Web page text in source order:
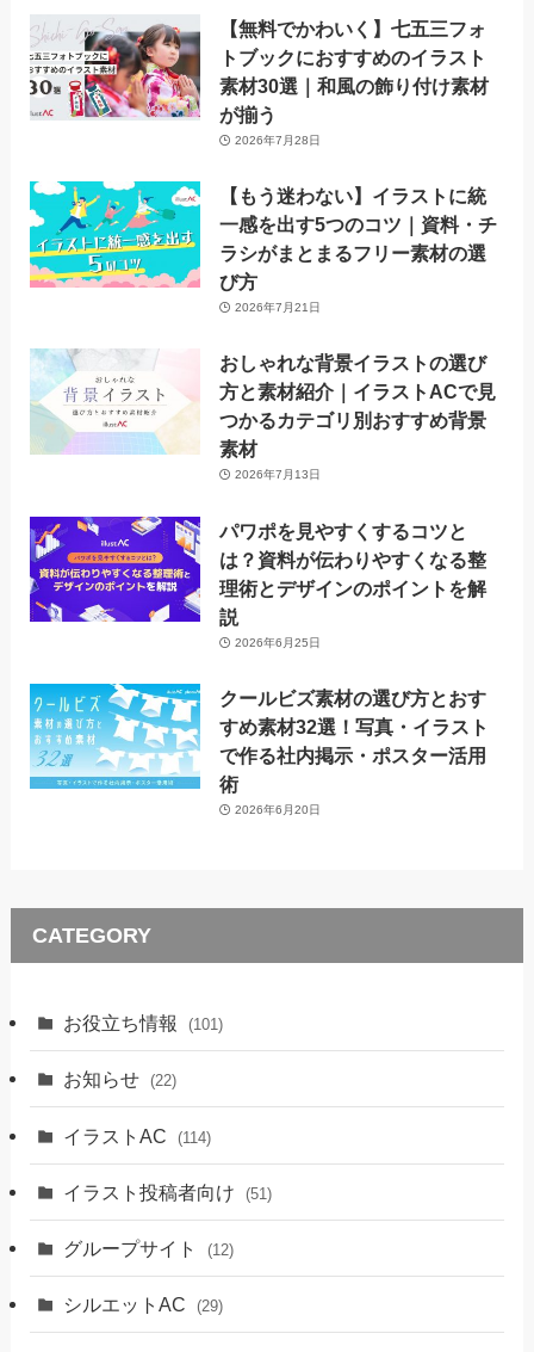
【無料でかわいく】七五三フォ
トブックにおすすめのイラスト
素材30選｜和風の飾り付け素材
が揃う
2026年7月28日
【もう迷わない】イラストに統
一感を出す5つのコツ｜資料・チ
ラシがまとまるフリー素材の選
び方
2026年7月21日
おしゃれな背景イラストの選び
方と素材紹介｜イラストACで見
つかるカテゴリ別おすすめ背景
素材
2026年7月13日
パワポを見やすくするコツと
は？資料が伝わりやすくなる整
理術とデザインのポイントを解
説
2026年6月25日
クールビズ素材の選び方とおす
すめ素材32選！写真・イラスト
で作る社内掲示・ポスター活用
術
2026年6月20日
CATEGORY
お役立ち情報 (101)
お知らせ (22)
イラストAC (114)
イラスト投稿者向け (51)
グループサイト (12)
シルエットAC (29)